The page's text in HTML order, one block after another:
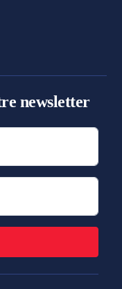
newsletter